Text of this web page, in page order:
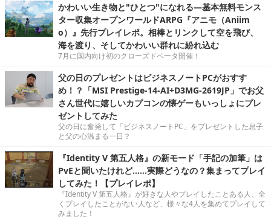
かわいい生き物と"ひとつ"になれる―基本無料モンス
ター収集オープンワールドARPG『アニモ（Aniim
o）』先行プレイレポ。相棒とリンクして空を飛び、
海を渡り、そしてかわいい群れに紛れ込む
7月に国内向け初のクローズドベータ開催！
父の日のプレゼントはビジネスノートPCがおすす
め！？「MSI Prestige-14-AI+D3MG-2619JP」でお父
さん世代に嬉しいカプコンの懐ゲーもいっしょにプレ
ゼントしてみた
父の日に奮発して「ビジネスノートPC」をプレゼントした息子
と父の心温まる一日？
『Identity V 第五人格』の新モード「手記の加筆」は
PvEと聞いたけれど……実際どうなの？集まってプレイ
してみた！【プレイレポ】
『Identity V 第五人格』が好きな人やプレイしたことある人、全
くプレイしたことがない人など、様々な4人を集めてプレイして
みました！